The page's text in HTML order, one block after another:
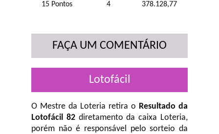
15 Pontos
4 378.128,77
FAÇA UM COMENTÁRIO
Lotofácil
O Mestre da Loteria retira o Resultado da
Lotofácil 82diretamento da caixa Loteria,
porém não é responsável pelo sorteio da